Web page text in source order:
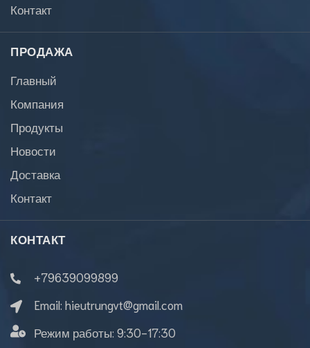
Контакт
ПРОДАЖА
Главный
Компания
Продукты
Новости
Доставка
Контакт
КОНТАКТ
+79639099899
Email: hieutrungvt@gmail.com
Режим работы: 9:30-17:30